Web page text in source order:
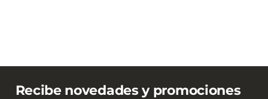
Recibe novedades y promociones